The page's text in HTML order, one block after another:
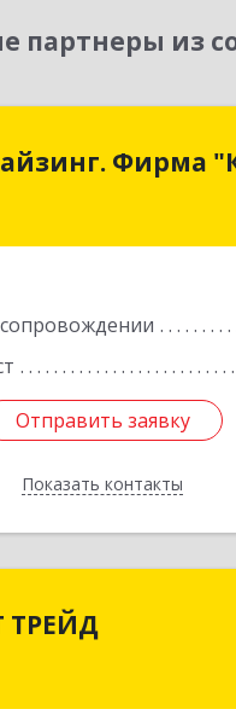
партнеры из
Фирма
Отправить заявку
Показать контакты
Респ, Махачкала
Отправить заявку
Назад
ТРЕЙД
Респ, Грозный г,